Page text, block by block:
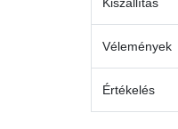
Kiszállítás
Vélemények
Értékelés